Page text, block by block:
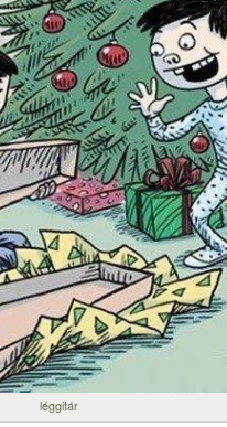
léggitár